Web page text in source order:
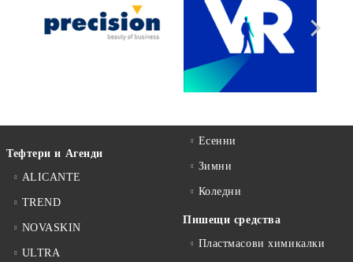
Тефтери и Агенди
ALICANTE
TREND
NOVASKIN
ULTRA
Есенни
Зимни
Коледни
Пишещи средства
Пластмасови химикалки